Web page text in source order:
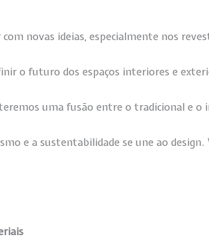
novas ideias, especialmente nos
o futuro dos espaços interiores e
uma fusão entre o tradicional e o
e a sustentabilidade se une ao